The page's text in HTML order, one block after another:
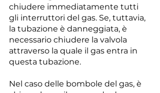
chiudere immediatamente tutti
gli interruttori del gas. Se, tuttavia,
la tubazione è danneggiata, è
necessario chiudere la valvola
attraverso la quale il gas entra in
questa tubazione.
Nel caso delle bombole del gas, è